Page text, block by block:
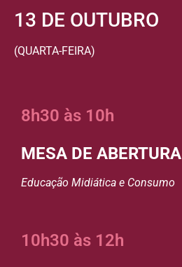
13 DE OUTUBRO
(QUARTA-FEIRA)
8h30 às 10h
MESA DE ABERTURA
Educação Midiática e Consumo
10h30 às 12h